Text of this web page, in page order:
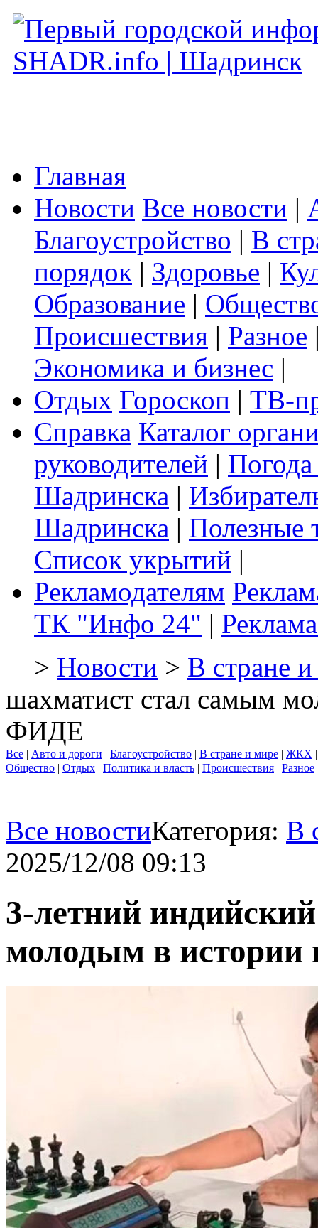
Главная
Новости Все новости |
Благоустройство | В
порядок | Здоровье |
Образование |
Происшествия | Разное
Экономика и бизнес |
Отдых Гороскоп | ТВ-
Справка Каталог
руководителей |
Шадринска |
Шадринска | Полезные
Список укрытий |
Рекламодателям
ТК "Инфо 24" |
> Новости > В стране
шахматист стал самым
ФИДЕ
Все | Авто и дороги | Благоустройство | В стране и мире | ЖКХ
Общество | Отдых | Политика и власть | Происшествия | Разное
Все новостиКатегория: В
2025/12/08 09:13
3-летний
молодым в